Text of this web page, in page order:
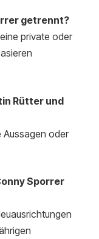
getrennt?
private oder
Rütter und
Aussagen oder
Sporrer